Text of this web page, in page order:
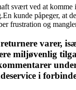
svært ved at komme
kunde påpeger, at
frustration og
varer,
miljøvenlig
i